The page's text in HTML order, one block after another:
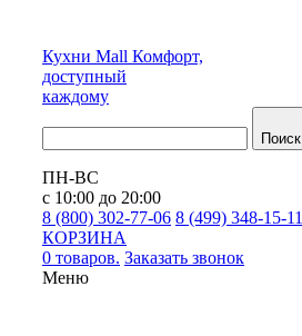
Кухни Mall Комфорт,
доступный
каждому
Поиск
ПН-ВС
с 10:00 до 20:00
8 (800) 302-77-06 8 (499) 348-15-11
КОРЗИНА
0 товаров. Заказать звонок
Меню